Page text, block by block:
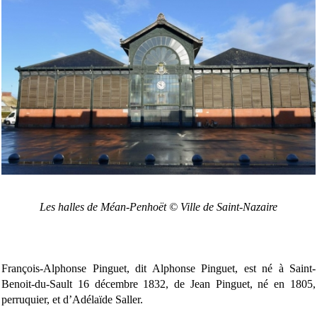
Les halles de Méan-Penhoët © Ville de Saint-Nazaire
François-Alphonse Pinguet, dit Alphonse Pinguet, est né à Saint-
Benoit-du-Sault 16 décembre 1832, de Jean Pinguet, né en 1805,
perruquier, et d’Adélaïde Saller.